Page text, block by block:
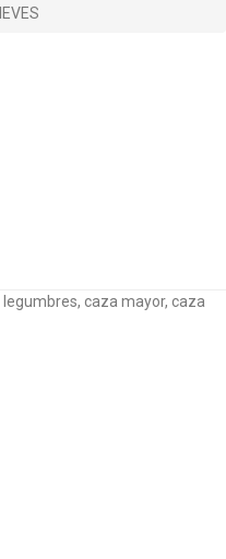
caza mayor, caza